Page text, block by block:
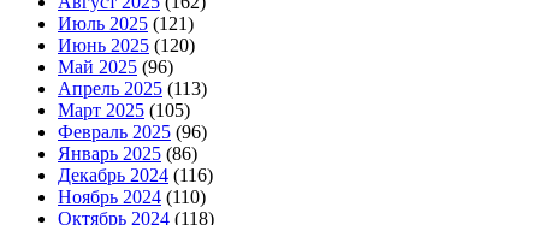
Июль 2025 (121)
Июнь 2025 (120)
Май 2025 (96)
Апрель 2025 (113)
Март 2025 (105)
Февраль 2025 (96)
Январь 2025 (86)
Декабрь 2024 (116)
Ноябрь 2024 (110)
Октябрь 2024 (118)